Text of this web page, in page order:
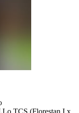
TCS (Florestan I x